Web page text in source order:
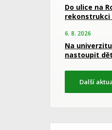
Do ulice na
rekonstrukci
6. 8. 2026
Na
nastoupit
Další